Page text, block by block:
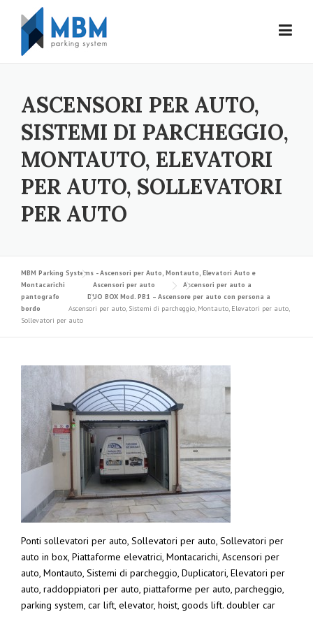
Skip to content
ASCENSORI PER AUTO,
SISTEMI DI PARCHEGGIO,
MONTAUTO, ELEVATORI
PER AUTO, SOLLEVATORI
PER AUTO
MBM Parking Systems - Ascensori per Auto, Montauto, Elevatori Auto e
Montacarichi
Ascensori per auto
Ascensori per auto a
pantografo
DUO BOX Mod. PB1 – Ascensore per auto con persona a
bordo
Ascensori per auto, Sistemi di parcheggio, Montauto, Elevatori per auto,
Sollevatori per auto
Ponti sollevatori per auto, Sollevatori per auto, Sollevatori per
auto in box, Piattaforme elevatrici, Montacarichi, Ascensori per
auto, Montauto, Sistemi di parcheggio, Duplicatori, Elevatori per
auto, raddoppiatori per auto, piattaforme per auto, parcheggio,
parking system, car lift, elevator, hoist, goods lift. doubler car